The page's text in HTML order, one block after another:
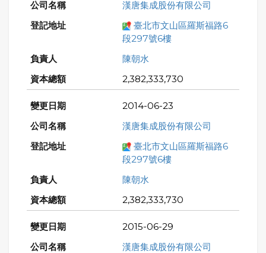
漢唐集成股份有限公司
臺北市文山區羅斯福路6
段297號6樓
陳朝水
2,382,333,730
2014-06-23
漢唐集成股份有限公司
臺北市文山區羅斯福路6
段297號6樓
陳朝水
2,382,333,730
2015-06-29
漢唐集成股份有限公司